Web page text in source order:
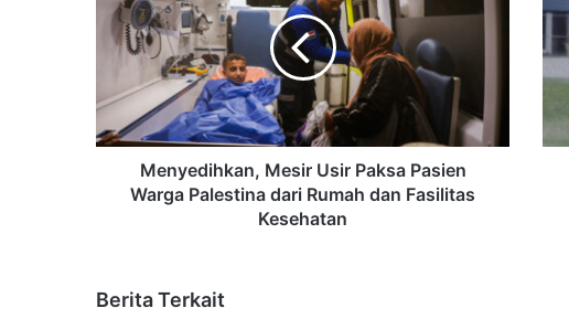
Menyedihkan, Mesir Usir Paksa Pasien
Warga Palestina dari Rumah dan Fasilitas
Kesehatan
Berita Terkait